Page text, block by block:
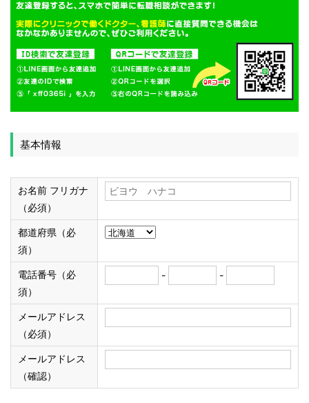
基本情報
お名前 フリガナ
（必須）
都道府県（必
須）
電話番号（必
須）
- -
メールアドレス
（必須）
メールアドレス
（確認）